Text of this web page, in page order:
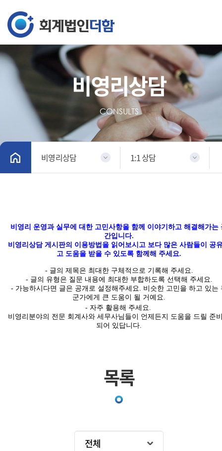
비영리상담
CONSULTS
비영리상담 1:1 상담
비영리 운영과 실무에 대한 고민사항을 함께 이야기하고 해결해가는
간입니다.
비영리상담 게시판의 이용방법을 읽어보시고 보다 많은 사람들이 공
고 도움을 받을 수 있도록 함께해 주세요.
- 글의 제목은 최대한 구체적 으로 기록해 주세요.
- 글의 유형은 질문 내용에 최대한 부합하도록 선택해 주세요.
- 가능하시다면 글은 공개 로 설정해주세요. 비슷한 고민을 하고 있는
군가에게 큰 도움이 될 거예요.
- 자주 활용해 주세요.
비영리분야의 전문 회계사와 세무사님들이 언제든지 도움을 드릴 준
되어 있답니다.
목록